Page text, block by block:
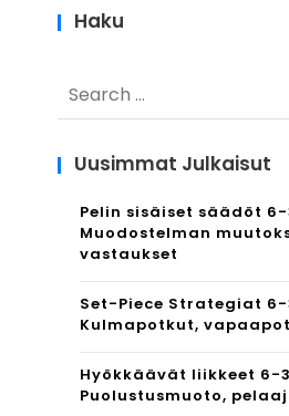
Haku
for:
Uusimmat Julkaisut
Pelin sisäiset säädöt
Muodostelman
vastaukset
Set-Piece Strategiat
Kulmapotkut,
Hyökkäävät liikkeet 6-
Puolustusmuoto,